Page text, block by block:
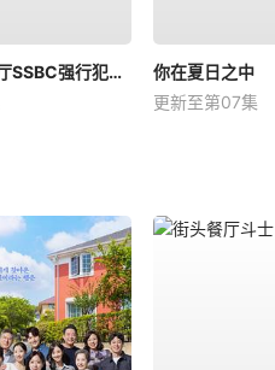
大追踪〜警视厅SSBC强行犯系〜第二季
你在夏日之中
更新至第07集